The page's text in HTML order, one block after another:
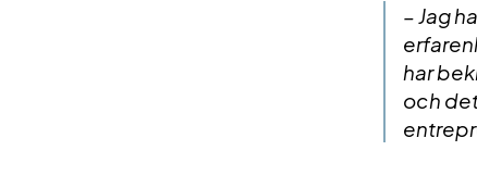
– Jag
har
och